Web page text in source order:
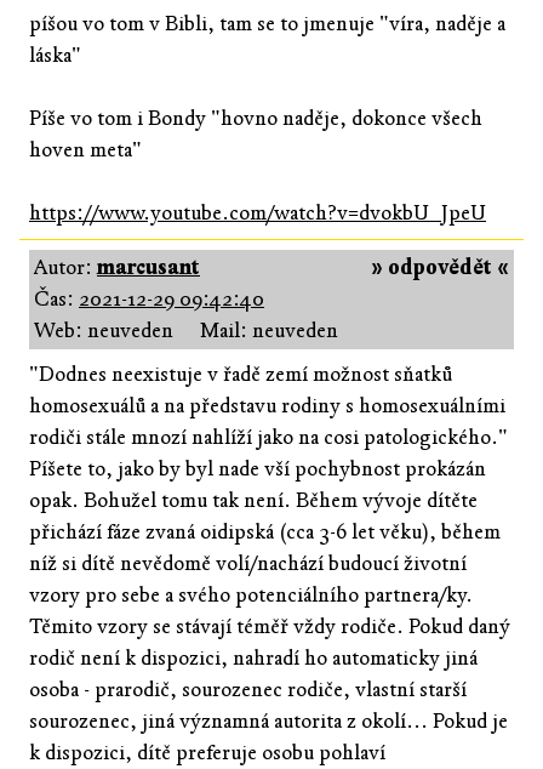
píšou vo tom v Bibli, tam se to jmenuje "víra, naděje a
láska"
Píše vo tom i Bondy "hovno naděje, dokonce všech
hoven meta"
https://www.youtube.com/watch?v=dvokbU_JpeU
» odpovědět «
Autor:marcusant
Čas: 2021-12-29 09:42:40
Web: neuveden
Mail: neuveden
"Dodnes neexistuje v řadě zemí možnost sňatků
homosexuálů a na představu rodiny s homosexuálními
rodiči stále mnozí nahlíží jako na cosi patologického."
Píšete to, jako by byl nade vší pochybnost prokázán
opak. Bohužel tomu tak není. Během vývoje dítěte
přichází fáze zvaná oidipská (cca 3-6 let věku), během
níž si dítě nevědomě volí/nachází budoucí životní
vzory pro sebe a svého potenciálního partnera/ky.
Těmito vzory se stávají téměř vždy rodiče. Pokud daný
rodič není k dispozici, nahradí ho automaticky jiná
osoba - prarodič, sourozenec rodiče, vlastní starší
sourozenec, jiná významná autorita z okolí... Pokud je
k dispozici, dítě preferuje osobu pohlaví